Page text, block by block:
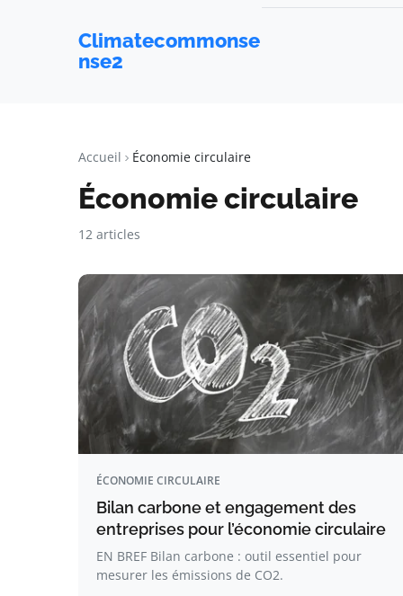
Climatecommonse
nse2
Accueil Économie circulaire
Économie circulaire
12 articles
ÉCONOMIE CIRCULAIRE
Bilan carbone et engagement des
entreprises pour l’économie circulaire
EN BREF Bilan carbone : outil essentiel pour
mesurer les émissions de CO2.